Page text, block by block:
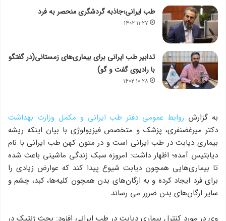
طب ایرانی؛جاذبه گردشگری منحصر به فرد
۱۴۰۲-۱۱-۲۷
تدابیر طب ایرانی برای بیماری‌های زمستانی(در گفتگو
با رادیوی گفت و گو)
۱۴۰۲-۱۰-۲۸
به گزارش روابط عمومی دفتر طب ایرانی و مکمل وزارت بهداشت
دکتر میرغضنفری، پزشک و متخصص فیزیولوژی با بیان اینکه ریشه
بیماری دیابت در طب ایرانی است و در متون کهن طب ایرانی با نام
دیابتیس آمده؛ اظهار داشت: امروزه سبک زندگی ماشینی باعث شده
تا بیماری‌هایی همچون دیابت شیوع پیدا کند که عوارض زیادی را
برای فرد ایجاد کرده و به ارگان‌های بدن همچون کلیه‌ها، کبد، چشم و
سایر ارگان‌های بدن ضررر می رساند.
وی در مورد کنترل بیماری دیابت در طب ایرانی افزود: بحث ژنتیک در